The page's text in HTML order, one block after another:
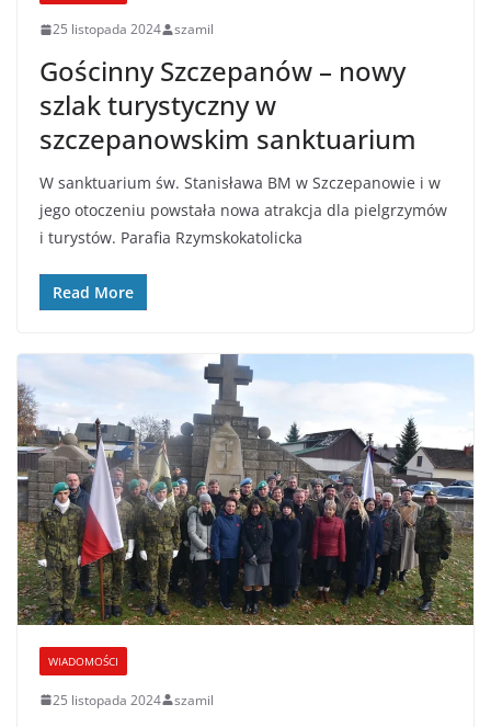
25 listopada 2024 szamil
Gościnny Szczepanów – nowy
szlak turystyczny w
szczepanowskim sanktuarium
W sanktuarium św. Stanisława BM w Szczepanowie i w
jego otoczeniu powstała nowa atrakcja dla pielgrzymów
i turystów. Parafia Rzymskokatolicka
Read More
WIADOMOŚCI
25 listopada 2024 szamil